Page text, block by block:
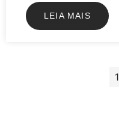
LEIA MAIS
1